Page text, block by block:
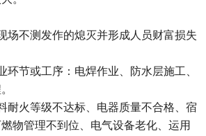
场不测发作的熄灭并形成人员财富损失
环节或工序：电焊作业、防水层施工、
耐火等级不达标、电器质量不合格、宿
物管理不到位、电气设备老化、运用